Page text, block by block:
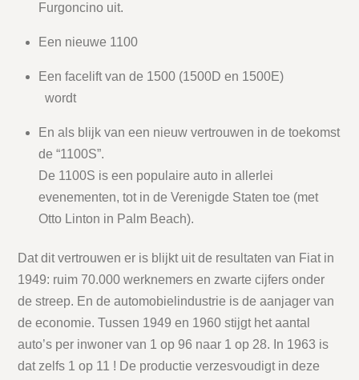
Furgoncino uit.
Een nieuwe 1100
Een facelift van de 1500 (1500D en 1500E)
wordt
En als blijk van een nieuw vertrouwen in de toekomst
de “1100S”.
De 1100S is een populaire auto in allerlei
evenementen, tot in de Verenigde Staten toe (met
Otto Linton in Palm Beach).
Dat dit vertrouwen er is blijkt uit de resultaten van Fiat in
1949: ruim 70.000 werknemers en zwarte cijfers onder
de streep. En de automobielindustrie is de aanjager van
de economie. Tussen 1949 en 1960 stijgt het aantal
auto’s per inwoner van 1 op 96 naar 1 op 28. In 1963 is
dat zelfs 1 op 11 ! De productie verzesvoudigt in deze